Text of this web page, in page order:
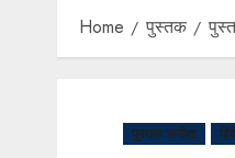
Home पुस्तक
पुस्तक समीक्षा